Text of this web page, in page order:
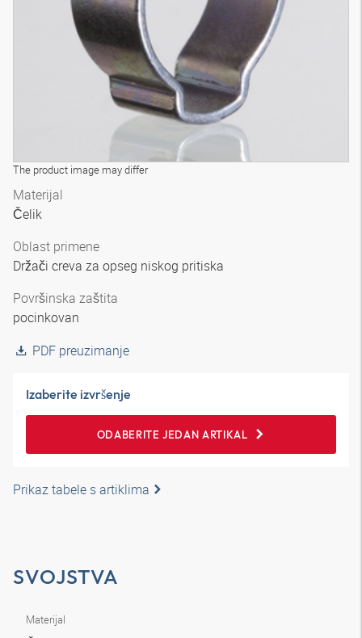
The product image may differ
Materijal
Čelik
Oblast primene
Držači creva za opseg niskog pritiska
Površinska zaštita
pocinkovan
PDF preuzimanje
Izaberite izvršenje
ODABERITE JEDAN ARTIKAL
Prikaz tabele s artiklima
SVOJSTVA
Materijal